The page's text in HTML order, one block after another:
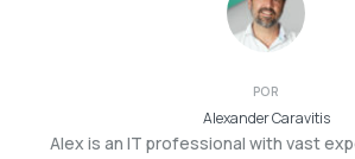
POR
Alexander Caravitis
Alex is an IT professional with vast